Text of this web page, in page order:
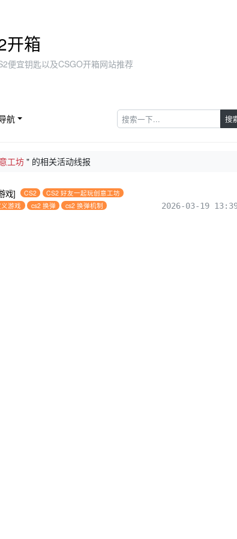
开箱
便宜钥匙以及CSGO开箱网站推荐
航 搜
工坊" 的相关活动线报
戏] CS2
CS2 好友一起玩创意工坊
游戏 cs2 换弹
cs2 换弹机制
2026-03-19